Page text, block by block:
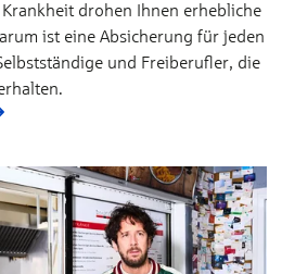
dro­hen Ih­nen er­­heb­li­che
ist ei­ne Ab­­si­che­rung für je­den
und Frei­­be­ruf­ler, die